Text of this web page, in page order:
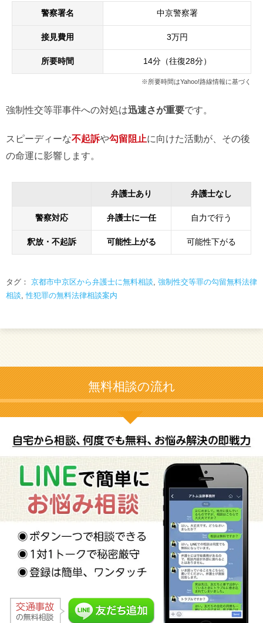
警察署名 中京警察署
接見費用 3万円
所要時間 14分（往復28分）
※所要時間はYahoo!路線情報に基づく
強制性交等罪事件への対処は迅速さが重要です。
スピーディーな不起訴や勾留阻止に向けた活動が、その後
の命運に影響します。
弁護士あり 弁護士なし
警察対応 弁護士に一任 自力で行う
釈放・不起訴 可能性上がる 可能性下がる
タグ： 京都市中京区から弁護士に無料相談, 強制性交等罪の勾留無料法律
相談,性犯罪の無料法律相談案内
無料相談の流れ